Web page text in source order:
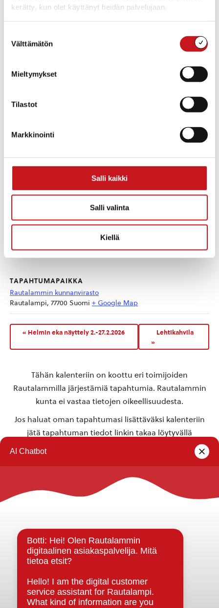
kerätty, kun olet käyttänyt heidän palvelujaan.
valinta
Välttämätön
Mieltymykset
Tilastot
Markkinointi
Salli kaikki
Salli valinta
Kiellä
TIEDOT
tiistai 3.2.2026
17:30 - 19:30
Tapahtumaluokat:
Yhdistykset
JÄRJESTÄJÄ
TAPAHTUMAPAIKKA
Rautalammin kunnanvirasto
Rautalampi, 77700 Suomi + Google Map
« Helmin eka näyttely 2.-27.2.2026
Lehtikahvila
»
Tähän kalenteriin on koottu eri toimijoiden
Rautalammilla järjestämiä tapahtumia. Rautalammin
kunta ei vastaa tietojen oikeellisuudesta.
Jos haluat oman tapahtumasi lisättäväksi kalenteriin
jätä tapahtuman tiedot linkin takaa löytyvällä
Rautalammin kunta
Strategiat, ohjelmat, ohjeet, suunnitelmat, säännöt ja
sopimukset
Asiakirjajulkisuuskuvaus
Evästeet
Saavutettavuusseloste